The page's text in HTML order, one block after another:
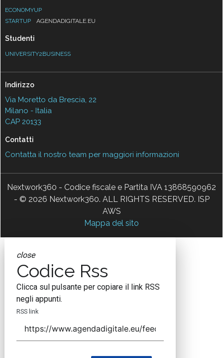
ECONOMYUP
STARTUP
AGENDADIGITALE.EU
Studenti
UNIVERSITY2BUSINESS
Indirizzo
Via Moretto da Brescia, 22
Milano - Italia
CAP 20133
Contatti
Contatta il nostro team per maggiori informazioni
Nextwork360 - Codice fiscale e Partita IVA 13868590962
- © 2026 Nextwork360. ALL RIGHTS RESERVED. ISP
AWS
Mappa del sito
close
Codice Rss
Clicca sul pulsante per copiare il link RSS
negli appunti.
RSS link